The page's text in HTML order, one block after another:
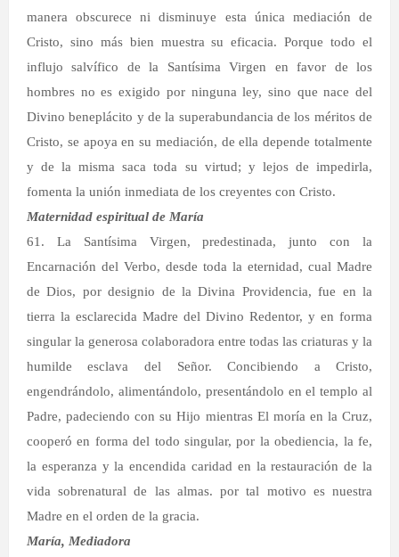
manera obscurece ni disminuye esta única mediación de
Cristo, sino más bien muestra su eficacia. Porque todo el
influjo salvífico de la Santísima Virgen en favor de los
hombres no es exigido por ninguna ley, sino que nace del
Divino beneplácito y de la superabundancia de los méritos de
Cristo, se apoya en su mediación, de ella depende totalmente
y de la misma saca toda su virtud; y lejos de impedirla,
fomenta la unión inmediata de los creyentes con Cristo.
Maternidad espiritual de María
61. La Santísima Virgen, predestinada, junto con la
Encarnación del Verbo, desde toda la eternidad, cual Madre
de Dios, por designio de la Divina Providencia, fue en la
tierra la esclarecida Madre del Divino Redentor, y en forma
singular la generosa colaboradora entre todas las criaturas y la
humilde esclava del Señor. Concibiendo a Cristo,
engendrándolo, alimentándolo, presentándolo en el templo al
Padre, padeciendo con su Hijo mientras El moría en la Cruz,
cooperó en forma del todo singular, por la obediencia, la fe,
la esperanza y la encendida caridad en la restauración de la
vida sobrenatural de las almas. por tal motivo es nuestra
Madre en el orden de la gracia.
María, Mediadora